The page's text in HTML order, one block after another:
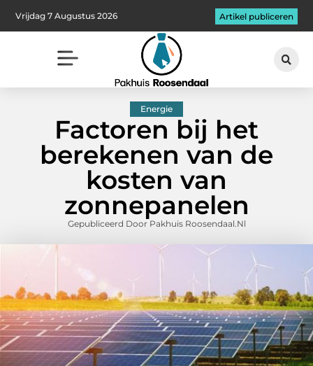
Vrijdag 7 Augustus 2026 Artikel publiceren
Energie
Factoren bij het
berekenen van de
kosten van
zonnepanelen
Gepubliceerd Door Pakhuis Roosendaal.nl